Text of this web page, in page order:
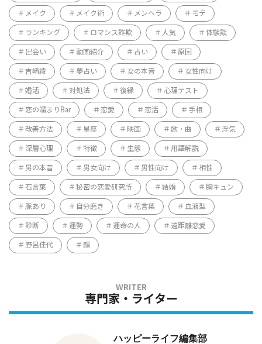
メイク メイク術 メンヘラ モテ
ランキング ロマンス詐欺 人気 体験談
出会い 動画紹介 占い 原因
吉崎綾 夢占い 女の本音 女性向け
婚活 対処法 復縁 心理テスト
恋の溜まりBar 恋愛 恋活 手相
改善方法 星座 映画 歌・曲 浮気
深層心理 特徴 生態 用語解説
男の本音 男女向け 男性向け 相性
石言葉 秘密の恋愛研究所 結婚 胸キュン
脈あり 自分磨き 花言葉 血液型
診断 運勢 運命の人 遠距離恋愛
野呂佳代 顔
専門家・ライター
ハッピーライフ編集部